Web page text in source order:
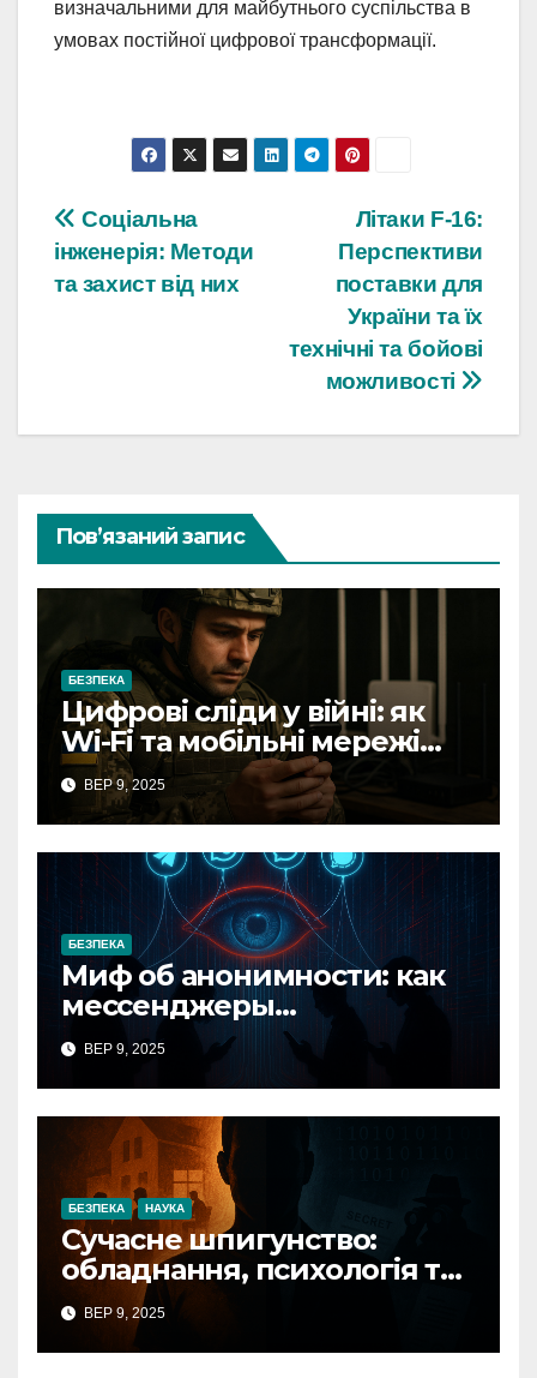
визначальними для майбутнього суспільства в
умовах постійної цифрової трансформації.
Навігація
записів
Літаки F-16:
Перспективи
поставки для
України та їх
технічні та бойові
можливості
Соціальна
інженерія: Методи
та захист від них
Пов’язаний запис
БЕЗПЕКА
Цифрові сліди у війні: як
Wi-Fi та мобільні мережі
видають військові позиції
ВЕР 9, 2025
БЕЗПЕКА
Миф об анонимности: как
мессенджеры
превратились в
инструменты слежки
ВЕР 9, 2025
БЕЗПЕКА НАУКА
Сучасне шпигунство:
обладнання, психологія та
захист в Україні
ВЕР 9, 2025